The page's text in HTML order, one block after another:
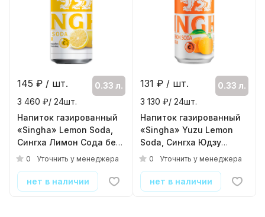
145 ₽ / шт.
0.33 л.
3 460 ₽/ 24шт.
Напиток газированный
«Singha» Lemon Soda,
Сингха Лимон Сода без
сахара, 0.33л, банка
0 Уточнить у менеджера
нет в наличии
131 ₽ / шт.
0.33 л.
3 130 ₽/ 24шт.
Напиток газированный
«Singha» Yuzu Lemon
Soda, Сингха Юдзу
Лимон Сода без сахара,
( 24шт./уп. )
0 Уточнить у менеджера
нет в наличии